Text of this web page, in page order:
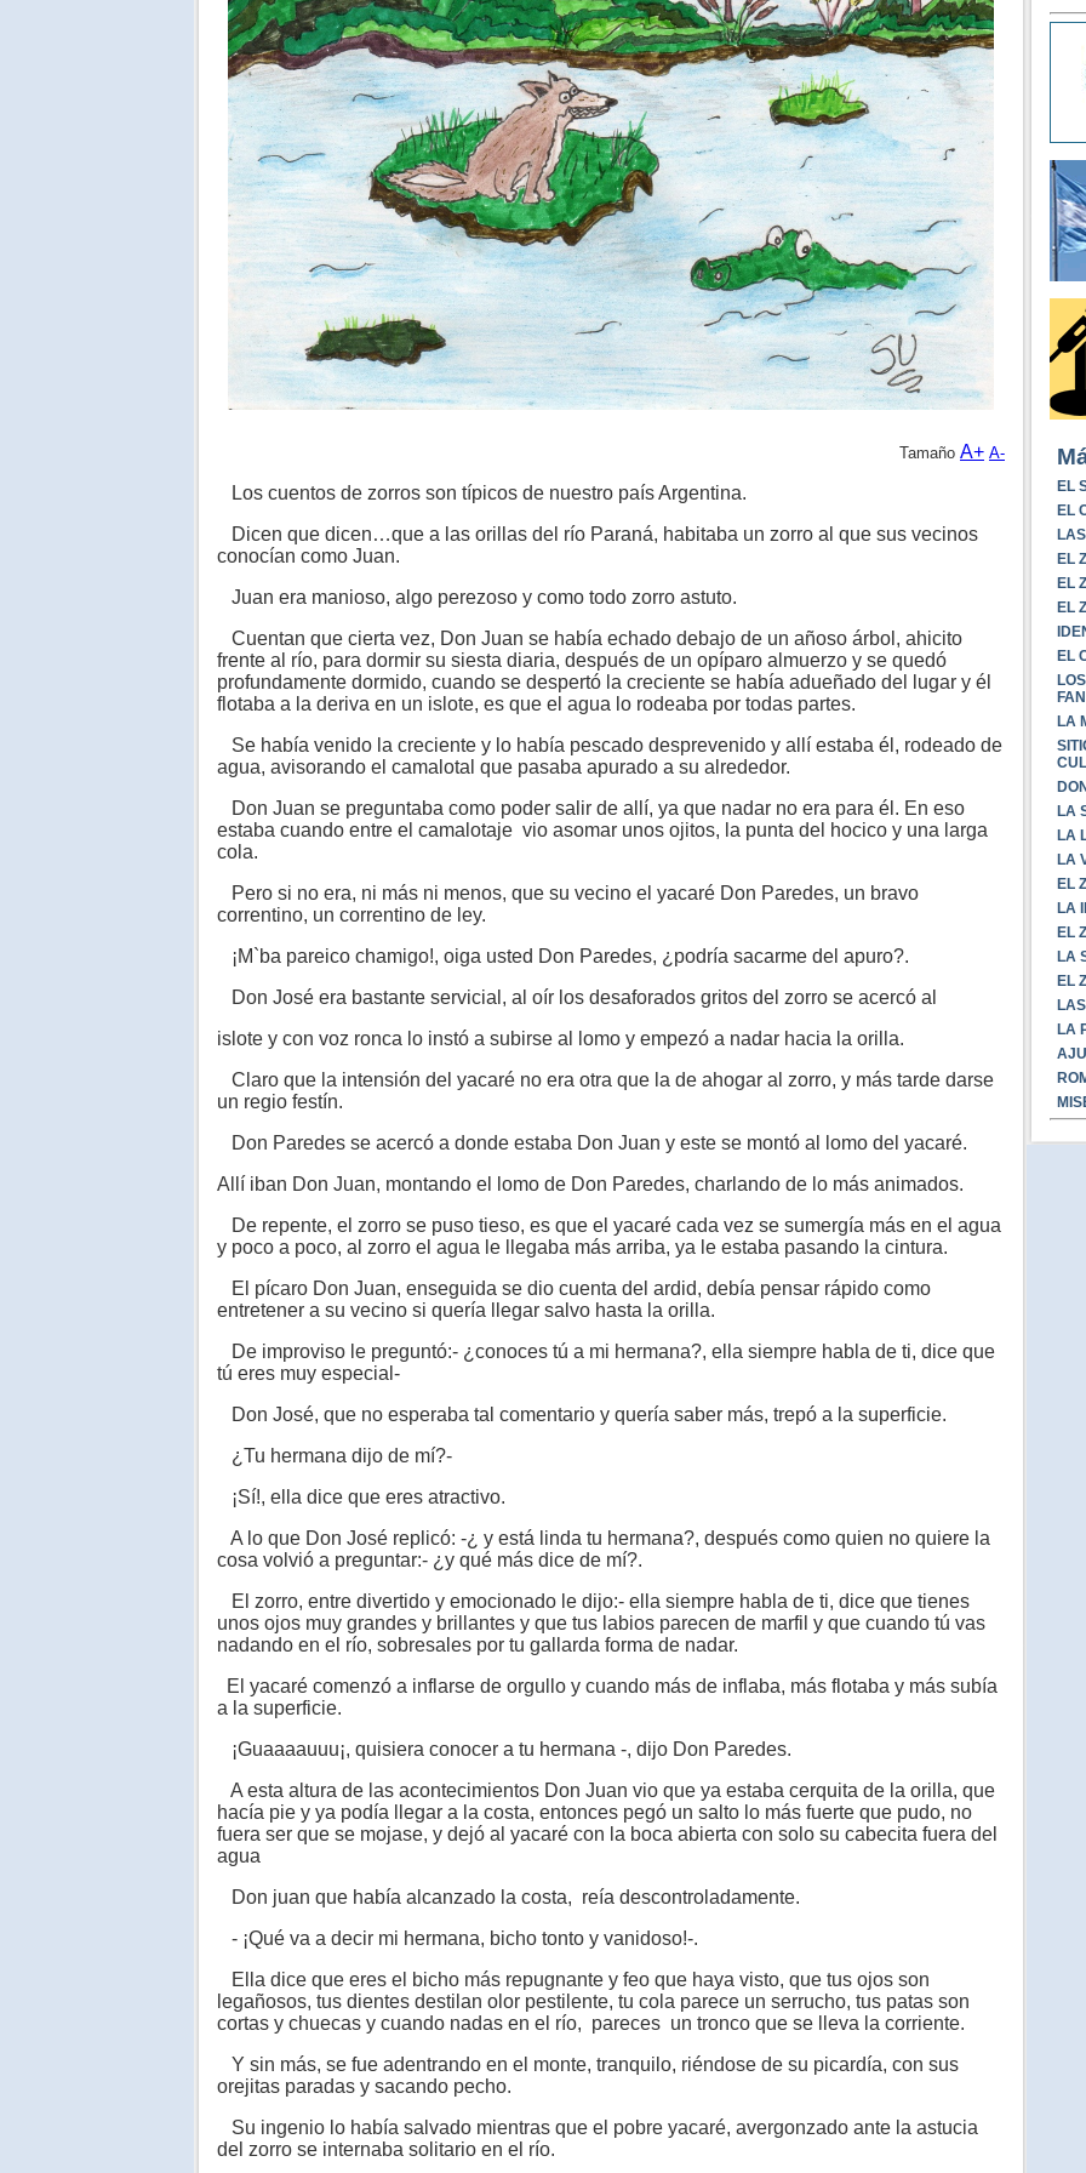
Tamaño A+ A-
Los cuentos de zorros son típicos de nuestro país Argentina.
Dicen que dicen…que a las orillas del río Paraná, habitaba un zorro al que sus vecinos
conocían como Juan.
Juan era manioso, algo perezoso y como todo zorro astuto.
Cuentan que cierta vez, Don Juan se había echado debajo de un añoso árbol, ahicito
frente al río, para dormir su siesta diaria, después de un opíparo almuerzo y se quedó
profundamente dormido, cuando se despertó la creciente se había adueñado del lugar y él
flotaba a la deriva en un islote, es que el agua lo rodeaba por todas partes.
Se había venido la creciente y lo había pescado desprevenido y allí estaba él, rodeado de
agua, avisorando el camalotal que pasaba apurado a su alrededor.
Don Juan se preguntaba como poder salir de allí, ya que nadar no era para él. En eso
estaba cuando entre el camalotaje vio asomar unos ojitos, la punta del hocico y una larga
cola.
Pero si no era, ni más ni menos, que su vecino el yacaré Don Paredes, un bravo
correntino, un correntino de ley.
¡M`ba pareico chamigo!, oiga usted Don Paredes, ¿podría sacarme del apuro?.
Don José era bastante servicial, al oír los desaforados gritos del zorro se acercó al
islote y con voz ronca lo instó a subirse al lomo y empezó a nadar hacia la orilla.
Claro que la intensión del yacaré no era otra que la de ahogar al zorro, y más tarde darse
un regio festín.
Don Paredes se acercó a donde estaba Don Juan y este se montó al lomo del yacaré.
Allí iban Don Juan, montando el lomo de Don Paredes, charlando de lo más animados.
De repente, el zorro se puso tieso, es que el yacaré cada vez se sumergía más en el agua
y poco a poco, al zorro el agua le llegaba más arriba, ya le estaba pasando la cintura.
El pícaro Don Juan, enseguida se dio cuenta del ardid, debía pensar rápido como
entretener a su vecino si quería llegar salvo hasta la orilla.
De improviso le preguntó:- ¿conoces tú a mi hermana?, ella siempre habla de ti, dice que
tú eres muy especial-
Don José, que no esperaba tal comentario y quería saber más, trepó a la superficie.
¿Tu hermana dijo de mí?-
¡Sí!, ella dice que eres atractivo.
A lo que Don José replicó: -¿ y está linda tu hermana?, después como quien no quiere la
cosa volvió a preguntar:- ¿y qué más dice de mí?.
El zorro, entre divertido y emocionado le dijo:- ella siempre habla de ti, dice que tienes
unos ojos muy grandes y brillantes y que tus labios parecen de marfil y que cuando tú vas
nadando en el río, sobresales por tu gallarda forma de nadar.
El yacaré comenzó a inflarse de orgullo y cuando más de inflaba, más flotaba y más subía
a la superficie.
¡Guaaaauuu¡, quisiera conocer a tu hermana -, dijo Don Paredes.
A esta altura de las acontecimientos Don Juan vio que ya estaba cerquita de la orilla, que
hacía pie y ya podía llegar a la costa, entonces pegó un salto lo más fuerte que pudo, no
fuera ser que se mojase, y dejó al yacaré con la boca abierta con solo su cabecita fuera del
agua
Don juan que había alcanzado la costa, reía descontroladamente.
- ¡Qué va a decir mi hermana, bicho tonto y vanidoso!-.
Ella dice que eres el bicho más repugnante y feo que haya visto, que tus ojos son
legañosos, tus dientes destilan olor pestilente, tu cola parece un serrucho, tus patas son
cortas y chuecas y cuando nadas en el río, pareces un tronco que se lleva la corriente.
Y sin más, se fue adentrando en el monte, tranquilo, riéndose de su picardía, con sus
orejitas paradas y sacando pecho.
Su ingenio lo había salvado mientras que el pobre yacaré, avergonzado ante la astucia
del zorro se internaba solitario en el río.
EL
EL
EL
EL
EL
EL
LA
LA
LA
LA
EL
LA
EL
LA
EL
LA